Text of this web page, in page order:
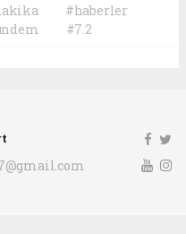
#haberler
#7.2